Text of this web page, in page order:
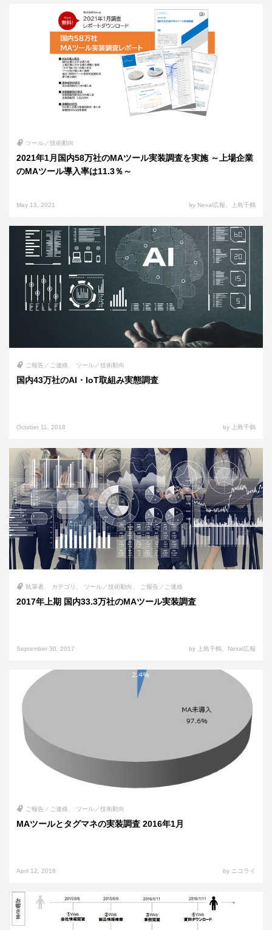
ツール／技術動向
2021年1月国内58万社のMAツール実装調査を実施 ～上場企業
のMAツール導入率は11.3％～
May 13, 2021 by Nexal広報、上島千鶴
ご報告／ご連絡 ツール／技術動向
国内43万社のAI・IoT取組み実態調査
October 11, 2018 by 上島千鶴
執筆者 カテゴリ ツール／技術動向 ご報告／ご連絡
2017年上期 国内33.3万社のMAツール実装調査
September 30, 2017 by 上島千鶴、Nexal広報
ご報告／ご連絡 ツール／技術動向
MAツールとタグマネの実装調査 2016年1月
April 12, 2016 by ニコライ